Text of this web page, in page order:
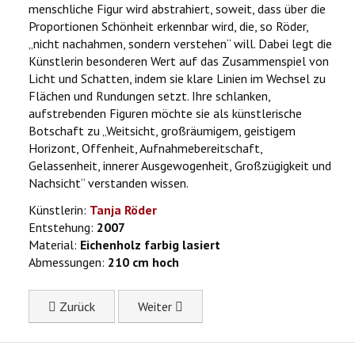
menschliche Figur wird abstrahiert, soweit, dass über die
Proportionen Schönheit erkennbar wird, die, so Röder,
„nicht nachahmen, sondern verstehen“ will. Dabei legt die
Künstlerin besonderen Wert auf das Zusammenspiel von
Licht und Schatten, indem sie klare Linien im Wechsel zu
Flächen und Rundungen setzt. Ihre schlanken,
aufstrebenden Figuren möchte sie als künstlerische
Botschaft zu „Weitsicht, großräumigem, geistigem
Horizont, Offenheit, Aufnahmebereitschaft,
Gelassenheit, innerer Ausgewogenheit, Großzügigkeit und
Nachsicht“ verstanden wissen.
Künstlerin: Tanja Röder
Entstehung: 2007
Material: Eichenholz farbig lasiert
Abmessungen: 210 cm hoch
Previous article: Granatapfelarm
Zurück Next article: Segregation
Weiter